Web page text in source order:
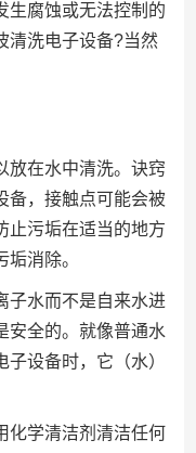
生腐蚀或无法控制的
清洗电子设备?当然
放在水中清洗。诀窍
备，接触点可能会被
止污垢在适当的地方
消除。
子水而不是自来水进
安全的。就像普通水
设备时，它（水）
化学清洁剂清洁任何